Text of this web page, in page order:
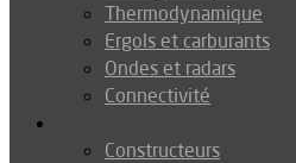
Thermodynamique
Ergols et carburants
Ondes et radars
Connectivité
Constructeurs